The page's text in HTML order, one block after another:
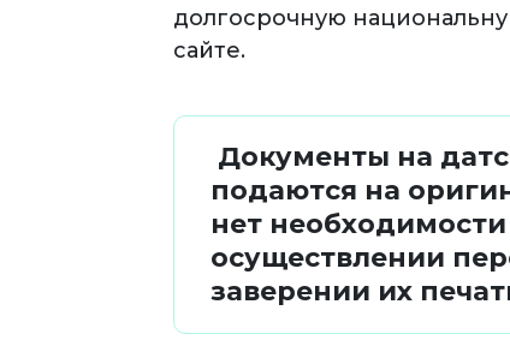
долгосрочную
сайте.
Документы на
подаются на
нет необходимости
осуществлении
заверении их